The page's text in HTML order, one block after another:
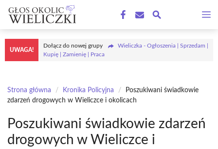
treści
UWAGA!
Dołącz do nowej grupy
Wieliczka - Ogłoszenia | Sprzedam |
Kupię | Zamienię | Praca
Strona główna / Kronika Policyjna /
Poszukiwani świadkowie
zdarzeń drogowych w Wieliczce i okolicach
Poszukiwani świadkowie zdarzeń
drogowych w Wieliczce i